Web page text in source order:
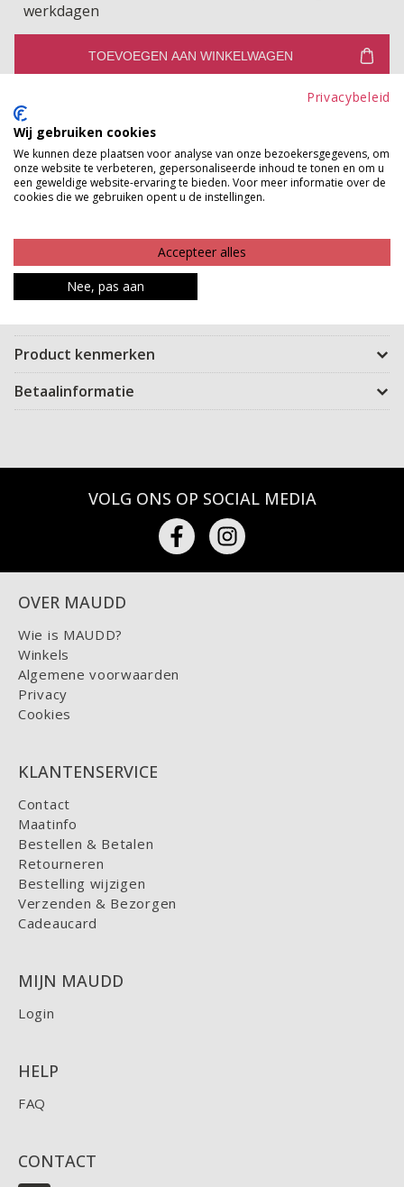
werkdagen
TOEVOEGEN AAN WINKELWAGEN
Gratis ophalen en ruilen in onze winkels
Bekijk voorraad winkel
heeft lekker veel stretch, waardoor het comfortabel zit
en makkelijk meebeweegt. Perfect om onder een ander
kledingstuk te dragen, maar ook mooi om op zichzelf
Product kenmerken
Betaalinformatie
VOLG ONS OP SOCIAL MEDIA
OVER MAUDD
Wie is MAUDD?
Winkels
Algemene voorwaarden
Privacy
Cookies
KLANTENSERVICE
Contact
Maatinfo
Bestellen & Betalen
Retourneren
Bestelling wijzigen
Verzenden & Bezorgen
Cadeaucard
MIJN MAUDD
Login
HELP
FAQ
CONTACT
Privacybeleid
Wij gebruiken cookies
We kunnen deze plaatsen voor analyse van onze bezoekersgegevens, om
onze website te verbeteren, gepersonaliseerde inhoud te tonen en om u
een geweldige website-ervaring te bieden. Voor meer informatie over de
cookies die we gebruiken opent u de instellingen.
Accepteer alles
Nee, pas aan